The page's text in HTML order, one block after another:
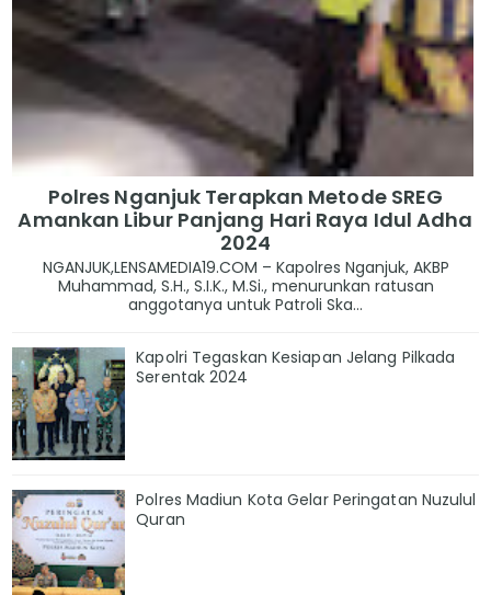
Polres Nganjuk Terapkan Metode SREG
Amankan Libur Panjang Hari Raya Idul Adha
2024
NGANJUK,LENSAMEDIA19.COM – Kapolres Nganjuk, AKBP
Muhammad, S.H., S.I.K., M.Si., menurunkan ratusan
anggotanya untuk Patroli Ska...
Kapolri Tegaskan Kesiapan Jelang Pilkada
Serentak 2024
Polres Madiun Kota Gelar Peringatan Nuzulul
Quran